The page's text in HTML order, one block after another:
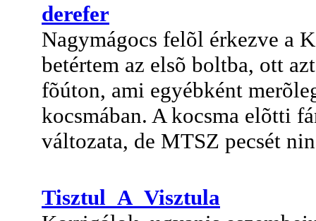
derefer
Nagymágocs felõl érkezve a
betértem az elsõ boltba, ott
fõúton, ami egyébként
kocsmában. A kocsma elõtti
változata, de MTSZ pecsét
Tisztul_A_Visztula